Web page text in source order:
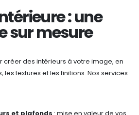
: une
sur mesure
créer des intérieurs à votre image, en
les textures et les finitions. Nos services